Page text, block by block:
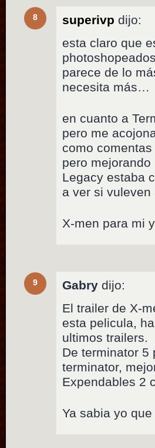
8 superivp dijo:
esta claro que
parece de lo
necesita más…
en cuanto a
pero me
como
pero
Legacy estaba
a ver si
X-men para mi
9 Gabry dijo:
El trailer de X-
esta pelicula,
ultimos trailers.
De terminator 5
terminator,
Expendables 2
Ya sabia yo